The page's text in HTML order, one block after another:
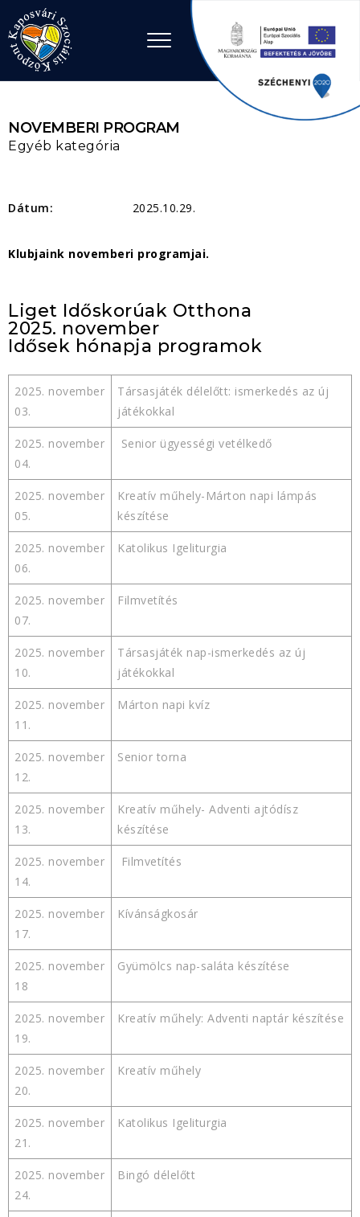
Ugrás a tartalomhoz
NOVEMBERI PROGRAM
Egyéb kategória
Dátum: 2025.10.29.
Klubjaink novemberi programjai.
Liget Időskorúak Otthona
2025. november
Idősek hónapja programok
2025. november
03.
Társasjáték délelőtt: ismerkedés az új
játékokkal
2025. november
04.
Senior ügyességi vetélkedő
2025. november
05.
Kreatív műhely-Márton napi lámpás
készítése
2025. november
06.
Katolikus Igeliturgia
2025. november
07.
Filmvetítés
2025. november
10.
Társasjáték nap-ismerkedés az új
játékokkal
2025. november
11.
Márton napi kvíz
2025. november
12.
Senior torna
2025. november
13.
Kreatív műhely- Adventi ajtódísz
készítése
2025. november
14.
Filmvetítés
2025. november
17.
Kívánságkosár
2025. november
18
Gyümölcs nap-saláta készítése
2025. november
19.
Kreatív műhely: Adventi naptár készítése
2025. november
20.
Kreatív műhely
2025. november
21.
Katolikus Igeliturgia
2025. november
24.
Bingó délelőtt